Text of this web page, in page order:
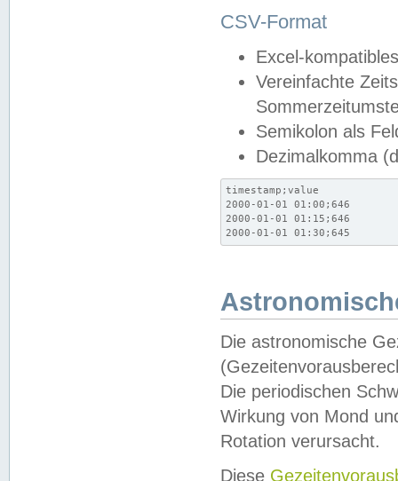
CSV-Format
Excel-
Vereinfachte
Semikolon als
Dezimalkomma
timestamp;value
2000-01-01 01:00;646
2000-01-01 01:15;646
2000-01-01 01:30;645
Die astronomische
Die periodischen
Wirkung von Mond
Rotation verursacht.
Diese